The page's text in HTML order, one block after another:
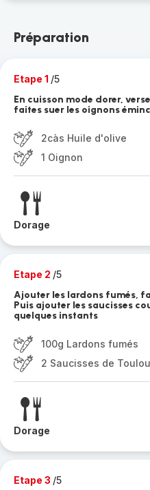
Préparation
Etape 1 /5
En cuisson mode dorer,
faites suer les oignons
2càs Huile d'olive
1 Oignon
Dorage
Etape 2 /5
Ajouter les lardons fumés,
Puis ajouter les saucisses
quelques instants
100g Lardons fumés
2 Saucisses de
Dorage
Etape 3 /5